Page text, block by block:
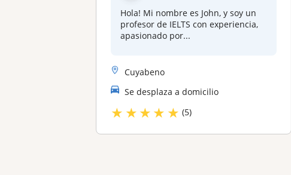
Hola! Mi nombre es John, y soy un
profesor de IELTS con experiencia,
apasionado por...
Cuyabeno
Se desplaza a domicilio
★ ★★★ ★ (5)